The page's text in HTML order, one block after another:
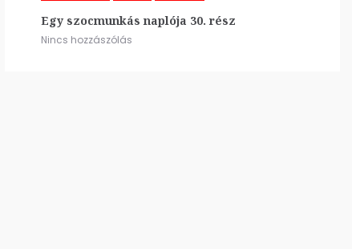
Egy szocmunkás naplója 30. rész
Nincs hozzászólás